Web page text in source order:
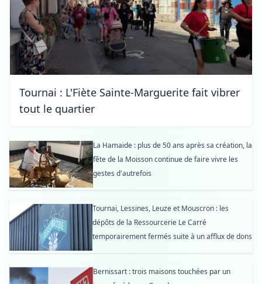
Tournai : L'Fiète Sainte-Marguerite fait vibrer
tout le quartier
La Hamaide : plus de 50 ans après sa création, la
fête de la Moisson continue de faire vivre les
gestes d'autrefois
Tournai, Lessines, Leuze et Mouscron : les
dépôts de la Ressourcerie Le Carré
temporairement fermés suite à un afflux de dons
Bernissart : trois maisons touchées par un